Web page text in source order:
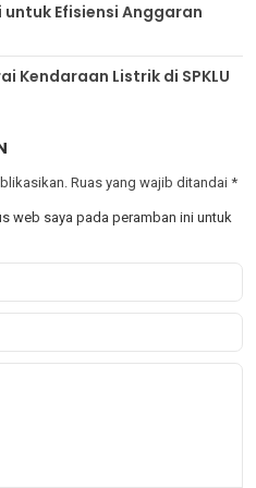
untuk Efisiensi Anggaran
Kendaraan Listrik di SPKLU
Ruas yang wajib ditandai *
web saya pada peramban ini untuk